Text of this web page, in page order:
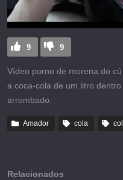
9 9
Vídeo porno de morena do
a coca-cola de um litro
arrombado.
Amador cola
Relacionados